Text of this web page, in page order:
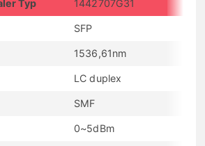
Typ 1442707G31
SFP
1536,61nm
LC duplex
SMF
0~5dBm